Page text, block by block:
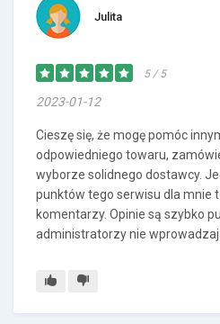
Julita
5 / 5
2023-01-12
Cieszę się, że mogę pomóc
odpowiedniego towaru,
wyborze solidnego dostawcy.
punktów tego serwisu dla mnie
komentarzy. Opinie są szybko
administratorzy nie